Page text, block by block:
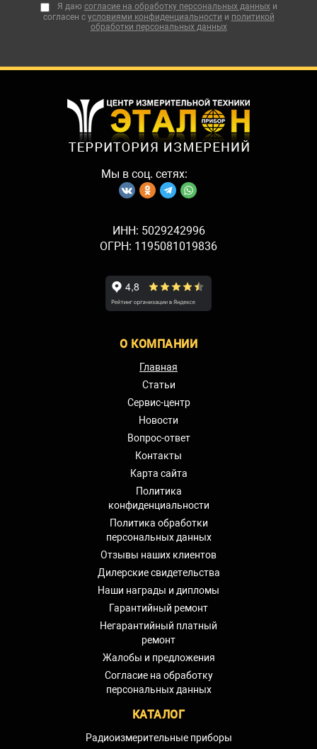
Я даю согласие на обработку персональных данныхи
согласен с условиями конфиденциальности и политикой
обработки персональных данных
Мы в соц. сетях:
ИНН: 5029242996
ОГРН: 1195081019836
О КОМПАНИИ
Главная
Статьи
Сервис-центр
Новости
Вопрос-ответ
Контакты
Карта сайта
Политика
конфиденциальности
Политика обработки
персональных данных
Отзывы наших клиентов
Дилерские свидетельства
Наши награды и дипломы
Гарантийный ремонт
Негарантийный платный
ремонт
Жалобы и предложения
Согласие на обработку
персональных данных
КАТАЛОГ
Радиоизмерительные приборы